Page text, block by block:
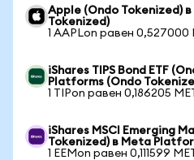
Apple (Ondo Tokenized)
Tokenized)
1 AAPLon равен 0,527000
iShares TIPS Bond ETF
Platforms (Ondo
1 TIPon равен 0,186205
iShares MSCI Emerging
Tokenized) в Meta
1 EEMon равен 0,111599